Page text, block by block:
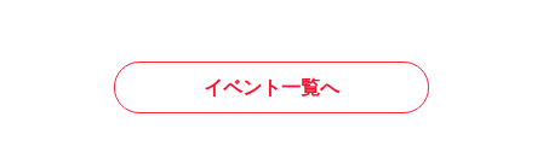
イベント一覧へ